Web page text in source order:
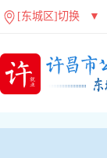
[东城区]切换 ▼